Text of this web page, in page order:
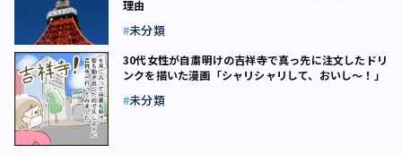
理由
未分類
30代女性が自粛明けの吉祥寺で真っ先に注文したドリ
ンクを描いた漫画「シャリシャリして、おいし～！」
未分類